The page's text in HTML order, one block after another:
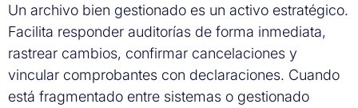
Un archivo bien gestionado es un activo estratégico.
Facilita responder auditorías de forma inmediata,
rastrear cambios, confirmar cancelaciones y
vincular comprobantes con declaraciones. Cuando
está fragmentado entre sistemas o gestionado